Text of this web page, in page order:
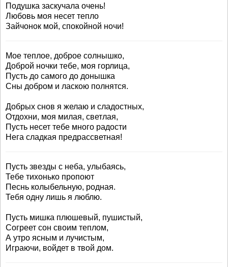
Подушка заскучала очень!
Любовь моя несет тепло
Зайчонок мой, спокойной ночи!
Мое теплое, доброе солнышко,
Доброй ночки тебе, моя горлица,
Пусть до самого до донышка
Сны добром и ласкою полнятся.
Добрых снов я желаю и сладостных,
Отдохни, моя милая, светлая,
Пусть несет тебе много радости
Нега сладкая предрассветная!
Пусть звезды с неба, улыбаясь,
Тебе тихонько пропоют
Песнь колыбельную, родная.
Тебя одну лишь я люблю.
Пусть мишка плюшевый, пушистый,
Согреет сон своим теплом,
А утро ясным и лучистым,
Играючи, войдет в твой дом.